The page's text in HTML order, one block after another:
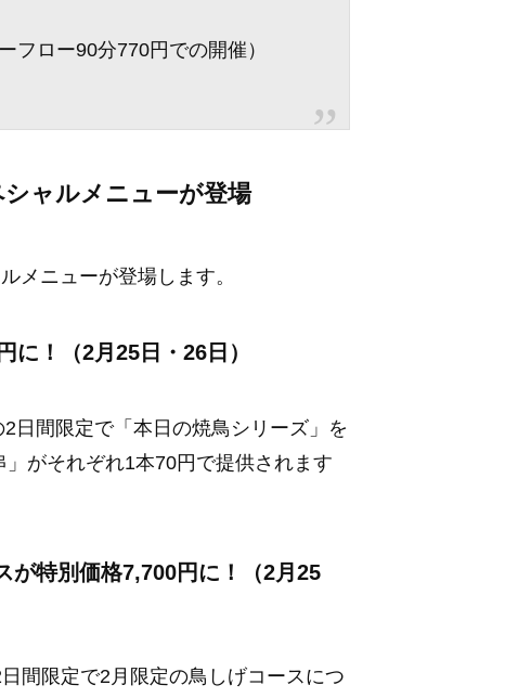
フロー90分770円での開催）
ャルメニューが登場
メニューが登場します。
に！（2月25日・26日）
日間限定で「本日の焼鳥シリーズ」を
がそれぞれ1本70円で提供されます
が特別価格7,700円に！（2月25
間限定で2月限定の鳥しげコースにつ